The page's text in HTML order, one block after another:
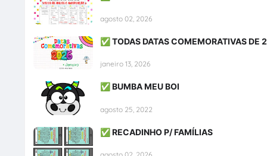
agosto 02, 2026
✅ TODAS DATAS COMEMORATIVAS DE
janeiro 13, 2026
✅ BUMBA MEU BOI
agosto 25, 2022
✅ RECADINHO P/ FAMÍLIAS